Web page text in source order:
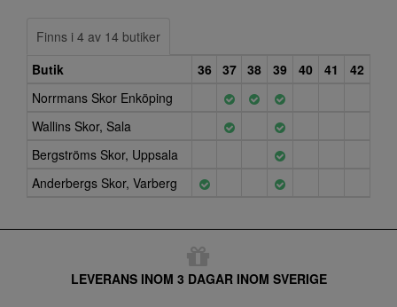
Finns i 4 av 14 butiker
Butik
36 37 38 39 40 41
42
Norrmans Skor Enköping
Wallins Skor, Sala
Bergströms Skor, Uppsala
Anderbergs Skor, Varberg
LEVERANS INOM 3 DAGAR INOM SVERIGE